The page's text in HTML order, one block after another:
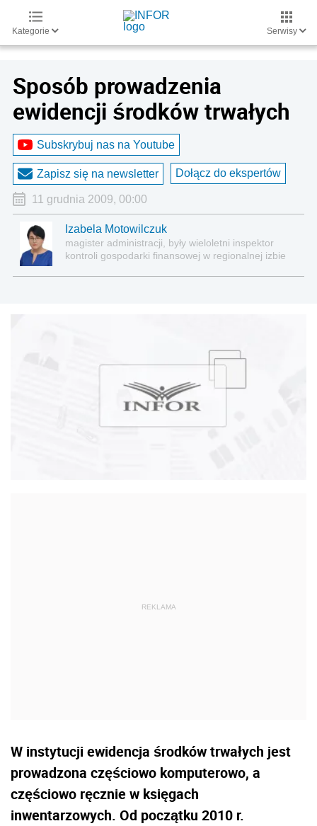
Kategorie Serwisy
Sposób prowadzenia
ewidencji środków trwałych
Subskrybuj nas na Youtube
Zapisz się na newsletter Dołącz do ekspertów
11 grudnia 2009, 00:00
Izabela Motowilczuk
magister administracji, były wieloletni inspektor
kontroli gospodarki finansowej w regionalnej izbie
W instytucji ewidencja środków trwałych jest
prowadzona częściowo komputerowo, a
częściowo ręcznie w księgach
inwentarzowych. Od początku 2010 r.